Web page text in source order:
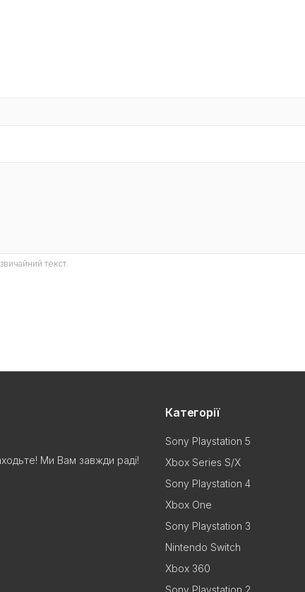
текст.
Ми Вам завжди раді!
Категорії
Sony Playstation 5
Xbox Series S/X
Sony Playstation 4
Xbox One
Sony Playstation 3
Nintendo Switch
Xbox 360
Sony Playstation 2